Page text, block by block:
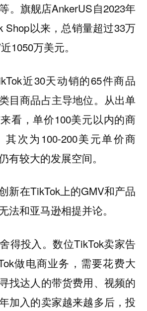
。旗舰店AnkerUS自2023年
Shop以来，总销量超过33万
1050万美元。
近30天动销的65件商品
目商品占主导地位。从出单
看，单价100美元以内的商
次为100-200美元单价商
有较大的发展空间。
新在TikTok上的GMV和产品
法和亚马逊相提并论。
得投入。数位TikTok卖家告
做电商业务，需要花费大
找达人的带货费用、视频的
加入的卖家越来越多后，投